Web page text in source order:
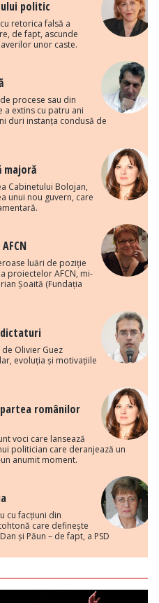
politic
retorica falsă a
de fapt, ascunde
unor caste.
procese sau din
a extins cu patru ani
duri instanța condusă de
Cabinetului Bolojan,
unui nou guvern, care
luări de poziție
proiectelor AFCN, mi-
Șoaită (Fundația
dictaturi
Olivier Guez
evoluția și motivațiile
românilor
voci care lansează
politician care deranjează un
anumit moment.
cu facțiuni din
care definește
și Păun – de fapt, a PSD